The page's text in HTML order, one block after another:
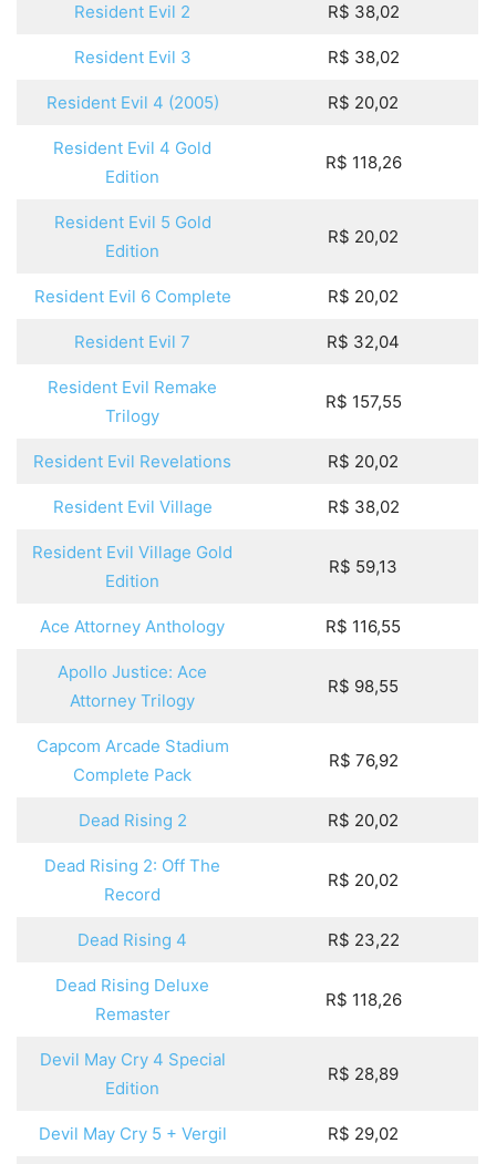
Resident Evil 2 R$ 38,02
Resident Evil 3 R$ 38,02
Resident Evil 4 (2005) R$ 20,02
Resident Evil 4 Gold
Edition
R$ 118,26
Resident Evil 5 Gold
Edition
R$ 20,02
Resident Evil 6 Complete R$ 20,02
Resident Evil 7 R$ 32,04
Resident Evil Remake
Trilogy
R$ 157,55
Resident Evil Revelations R$ 20,02
Resident Evil Village R$ 38,02
Resident Evil Village Gold
Edition
R$ 59,13
Ace Attorney Anthology R$ 116,55
Apollo Justice: Ace
Attorney Trilogy
R$ 98,55
Capcom Arcade Stadium
Complete Pack
R$ 76,92
Dead Rising 2 R$ 20,02
Dead Rising 2: Off The
Record
R$ 20,02
Dead Rising 4 R$ 23,22
Dead Rising Deluxe
Remaster
R$ 118,26
Devil May Cry 4 Special
Edition
R$ 28,89
Devil May Cry 5 + Vergil R$ 29,02